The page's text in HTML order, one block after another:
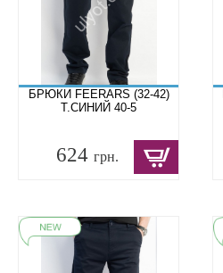
БРЮКИ FEERARS (32-42)
Т.СИНИЙ 40-5
624 грн.